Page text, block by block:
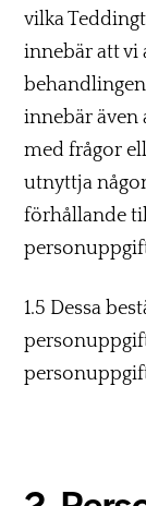
vilka
innebär att vi
innebär även
med frågor
utnyttja
förhållande
1.5 Dessa